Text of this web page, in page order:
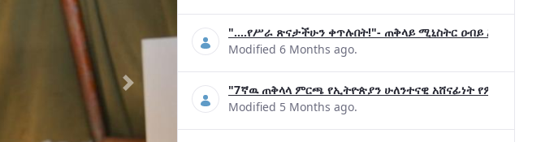
Next
"....የሥራ ጽናታችሁን ቀጥሉበት!"- ጠቅላይ ሚኒስትር ዐብይ አሕመድ (ዶ/ር)
Modified 6 Months ago.
"7ኛዉ ጠቅላላ ምርጫ የኢትዮጵያን ሁለንተናዊ አሸናፊነት የምናረጋግጥበት
Modified 5 Months ago.